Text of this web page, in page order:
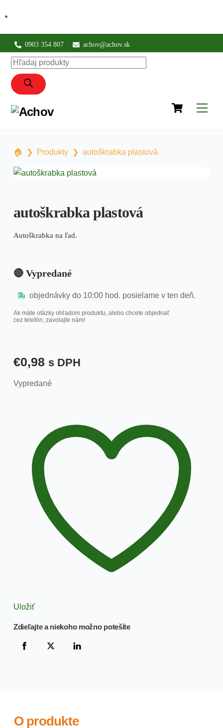
Skip
to
content
0903 354 807 achov@achov.sk
Products
search
Cart
🏠︎ ❯ Produkty ❯ autoškrabka plastová
autoškrabka plastová
Autoškrabka na ľad.
🔴 Vypredané
objednávky do 10:00 hod. posielame v ten deň.
Ak máte otázky ohľadom produktu, alebo chcete objednať
cez telefón, zavolajte nám!
€0,98 s DPH
Vypredané
Uložiť
Zdieľajte a niekoho možno potešíte
O produkte